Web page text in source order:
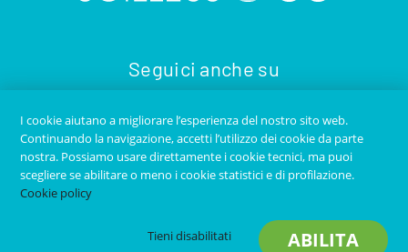
Seguici anche su
- Tutti i diritti riservati -
-Credits
I cookie aiutano a migliorare l’esperienza del nostro sito web.
Continuando la navigazione, accetti l’utilizzo dei cookie da parte
nostra. Possiamo usare direttamente i cookie tecnici, ma puoi
scegliere se abilitare o meno i cookie statistici e di profilazione.
Cookie policy
ABILITA
Tieni disabilitati